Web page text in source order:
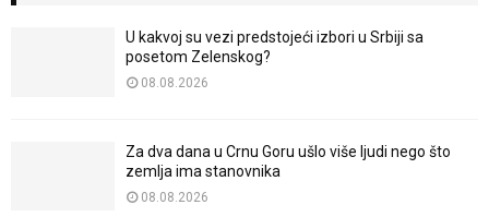
U kakvoj su vezi predstojeći izbori u Srbiji sa
posetom Zelenskog?
08.08.2026
Za dva dana u Crnu Goru ušlo više ljudi nego što
zemlja ima stanovnika
08.08.2026